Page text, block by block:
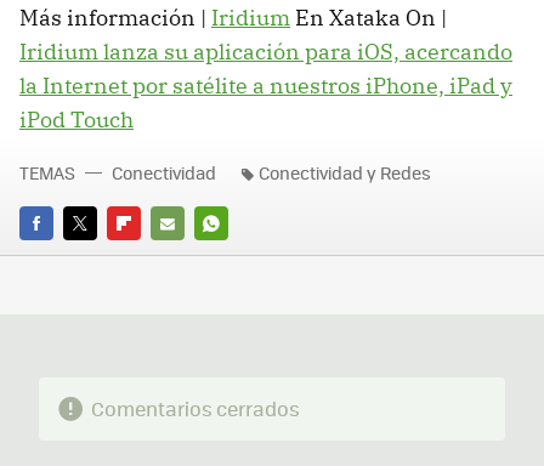
Más información | Iridium En Xataka On |
Iridium lanza su aplicación para iOS, acercando
la Internet por satélite a nuestros iPhone, iPad y
iPod Touch
FACEBOOK
TWITTERFLIPBOARD
E-
WHATSAPP
TEMAS Conectividad Conectividad y Redes
Comentarios cerrados